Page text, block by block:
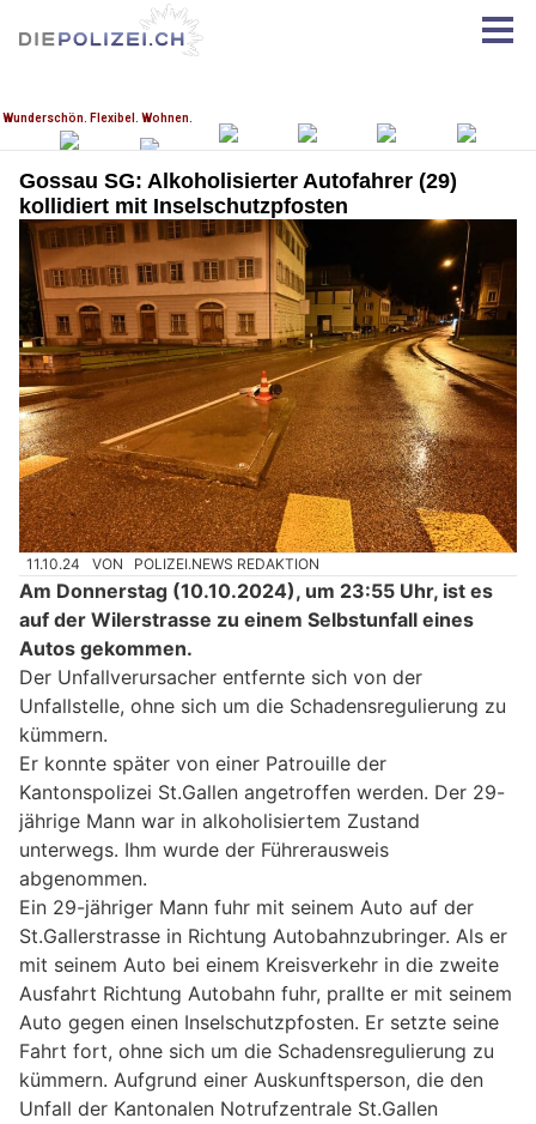
Gossau SG: Alkoholisierter Autofahrer (29)
kollidiert mit Inselschutzpfosten
11.10.24 VON POLIZEI.NEWS REDAKTION
Am Donnerstag (10.10.2024), um 23:55 Uhr, ist es
auf der Wilerstrasse zu einem Selbstunfall eines
Autos gekommen.
Der Unfallverursacher entfernte sich von der
Unfallstelle, ohne sich um die Schadensregulierung zu
kümmern.
Er konnte später von einer Patrouille der
Kantonspolizei St.Gallen angetroffen werden. Der 29-
jährige Mann war in alkoholisiertem Zustand
unterwegs. Ihm wurde der Führerausweis
abgenommen.
Ein 29-jähriger Mann fuhr mit seinem Auto auf der
St.Gallerstrasse in Richtung Autobahnzubringer. Als er
mit seinem Auto bei einem Kreisverkehr in die zweite
Ausfahrt Richtung Autobahn fuhr, prallte er mit seinem
Auto gegen einen Inselschutzpfosten. Er setzte seine
Fahrt fort, ohne sich um die Schadensregulierung zu
kümmern. Aufgrund einer Auskunftsperson, die den
Unfall der Kantonalen Notrufzentrale St.Gallen